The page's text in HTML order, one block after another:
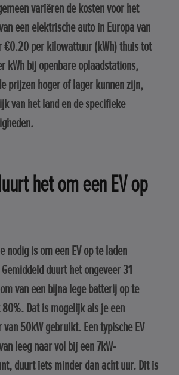
variëren de kosten voor het
een elektrische auto in Europa van
€0.20 per kilowattuur (kWh) thuis tot
kWh bij openbare oplaadstations,
prijzen hoger of lager kunnen zijn,
van het land en de specifieke
het om een EV op
nodig is om een EV op te laden
duurt het ongeveer 31
van een bijna lege batterij op te
Dat is mogelijk als je een
50kW gebruikt. Een typische EV
leeg naar vol bij een 7kW-
duurt iets minder dan acht uur. Dit is